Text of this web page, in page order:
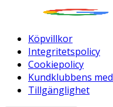
Köpvillkor
Integritetspolicy
Cookiepolicy
Kundklubbens
Tillgänglighet